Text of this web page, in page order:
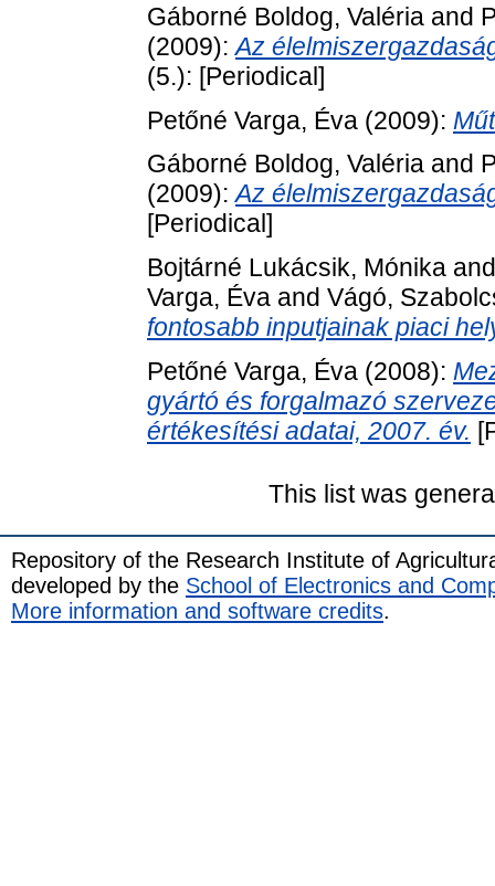
Gáborné Boldog, Valéria and
(2009):Az
(5.): [Periodical]
Petőné Varga, Éva (2009):
Gáborné Boldog, Valéria and
(2009):Az
[Periodical]
Bojtárné Lukácsik, Mónika
Varga, Éva and Vágó,
fontosabb inputjainak piaci
Petőné Varga, Éva (2008):
gyártó és forgalmazó
értékesítési adatai, 2007. év.
This list was
Repository of the Research Institute of
developed by the School of Electronics and
More information and software credits.